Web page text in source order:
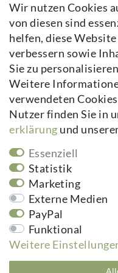
Impressum
Daten­schutz­erklärung
AGB
Kontakt
Vertrag widerrufen
Newsletter
E-MAIL **
Newsletter
Hiermit bestätige ich, dass ich
Meine Einwilligung kann ich
Wir nutzen Cookies
von diesen sind
helfen, diese
verbessern sowie
Sie zu
Weitere
verwendeten
Nutzer finden Sie in
erklärung und
Essenziell
Statistik
Marketing
Externe Medien
PayPal
Funktional
Weitere
kuheiga.com - Ihr Online Shop